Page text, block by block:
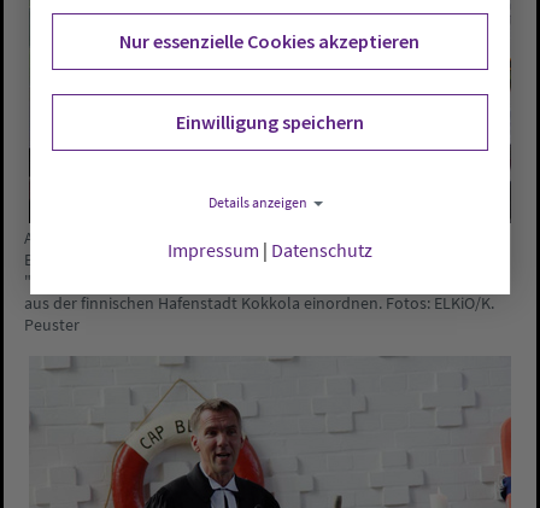
Anhand der Reste eines Ruderblatts legte Bischof Janssen den
Bibeltext aus. Mithilfe der erhaltenen Buchstaben auf dem Ruder:
"LAHNA KOKKOLA FINLAND" konnte Janssen es als Bootszubehör
aus der finnischen Hafenstadt Kokkola einordnen. Fotos: ELKiO/K.
Peuster
Nur essenzielle Cookies akzeptieren
Einwilligung speichern
Details anzeigen
Impressum | Datenschutz